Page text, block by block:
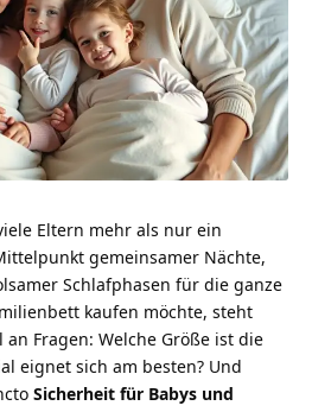
Eltern mehr als nur ein
gemeinsamer Nächte,
Schlafphasen für die ganze
kaufen möchte, steht
Fragen: Welche Größe ist die
eignet sich am besten? Und
Sicherheit für Babys und